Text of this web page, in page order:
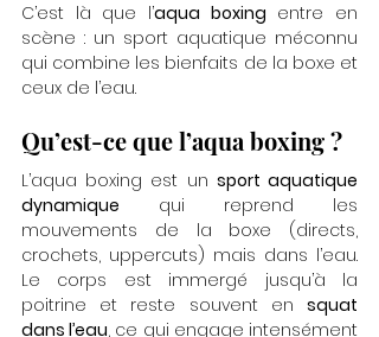
C’est là que l’aqua boxing entre en
scène : un sport aquatique méconnu
qui combine les bienfaits de la boxe et
ceux de l’eau.
Qu’est-ce que l’aqua boxing ?
L’aqua boxing est un sport aquatique
dynamique qui reprend les
mouvements de la boxe (directs,
crochets, uppercuts) mais dans l’eau.
Le corps est immergé jusqu’à la
poitrine et reste souvent en squat
dans l’eau, ce qui engage intensément